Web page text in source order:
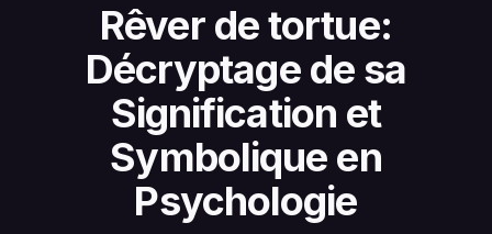
Rêver de tortue:
Décryptage de sa
Signification et
Symbolique en
Psychologie